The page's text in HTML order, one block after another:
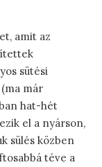
amit az
sütési
már
hat-hét
el a nyárson,
sülés közben
téve a